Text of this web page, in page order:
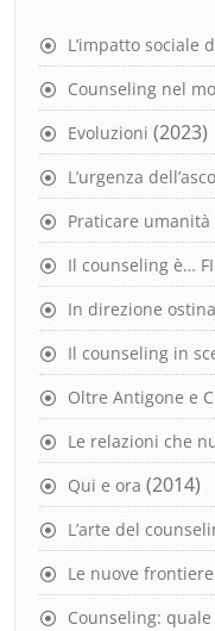
L’impatto sociale
Counseling nel
Evoluzioni (2023)
L’urgenza
Praticare
Il counseling è…
In direzione
Il counseling in
Oltre Antigone e
Le relazioni che
Qui e ora (2014)
L’arte del
Le nuove
Counseling: